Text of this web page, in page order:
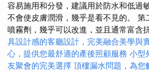
容易施用和分發，建議用於防水和低過
不會使皮膚潤滑，幾乎是看不見的。 第
噴霧劑，幾乎可以改進，並且通常富含
具設計感的客廳設計，完美融合美學與
心，提供您最舒適的產後照顧服務 小型
友聚會的完美選擇 頂樓漏水問題，為您